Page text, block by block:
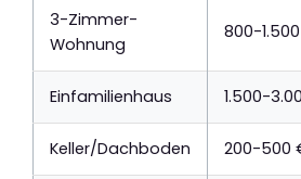
3-Zimmer-
Wohnung
800-
Einfamilienhaus 1.500-
Keller/Dachboden 200-500